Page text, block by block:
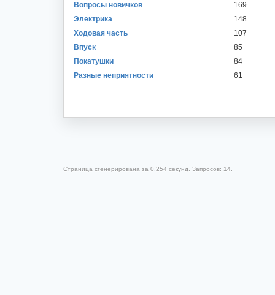
Вопросы новичков
169
Электрика
148
Ходовая часть
107
Впуск
85
Покатушки
84
Разные неприятности
61
Страница сгенерирована за 0.254 секунд. Запросов: 14.